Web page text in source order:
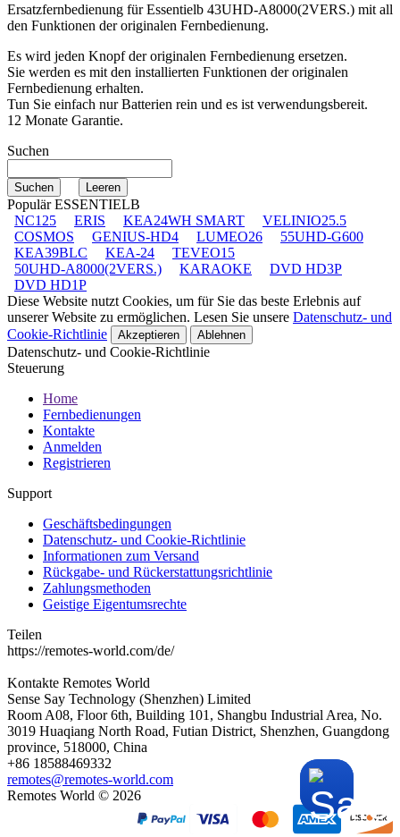
Ersatzfernbedienung fürEssentielb 43UHD-A8000(2VERS.) mit all
den Funktionen der originalen Fernbedienung.
Es wird jeden Knopf der originalen Fernbedienung ersetzen.
Sie werden es mit den installierten Funktionen der originalen
Fernbedienung erhalten.
Tun Sie einfach nur Batterien rein und es ist verwendungsbereit.
12 Monate Garantie.
Suchen
Populär ESSENTIELB
NC125
ERIS KEA24WH SMART
VELINIO25.5
COSMOS
GENIUS-HD4 LUMEO26
55UHD-G600
KEA39BLC
KEA-24
TEVEO15
50UHD-A8000(2VERS.)
KARAOKE
DVD HD3P
DVD HD1P
Diese Website nutzt Cookies, um für Sie das beste Erlebnis auf
unserer Website zu ermöglichen. Lesen Sie unsere Datenschutz- und
Cookie-Richtlinie
Akzeptieren Ablehnen
Datenschutz- und Cookie-Richtlinie
Steuerung
Home
Fernbedienungen
Kontakte
Anmelden
Registrieren
Support
Geschäftsbedingungen
Datenschutz- und Cookie-Richtlinie
Informationen zum Versand
Rückgabe- und Rückerstattungsrichtlinie
Zahlungsmethoden
Geistige Eigentumsrechte
Teilen
https://remotes-world.com/de/
Kontakte Remotes World
Sense Say Technology (Shenzhen) Limited
Room A08, Floor 6th, Building 101, Shangbu Industrial Area, No.
3019 Huaqiang North Road, Futian District, Shenzhen, Guangdong
province, 518000, China
+86 18588469332
remotes@remotes-world.com
Remotes World © 2026